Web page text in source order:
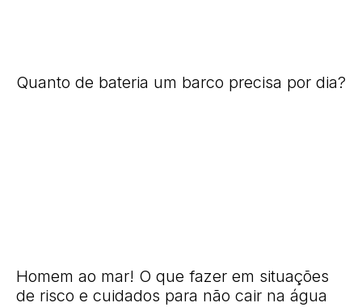
Quanto de bateria um barco precisa por dia?
Homem ao mar! O que fazer em situações
de risco e cuidados para não cair na água